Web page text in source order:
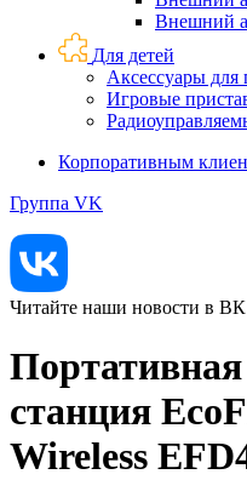
Внешний
Для детей
Аксессуары для
Игровые
Корпоративным
Группа VK
Читайте наши новости в ВК
станция
Wireless